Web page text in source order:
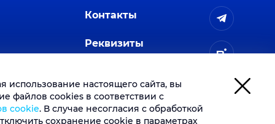
Контакты
Реквизиты
использование настоящего сайта, вы
файлов cookies в соответствии с
cookie. В случае несогласия с обработкой
сохранение cookie в параметрах